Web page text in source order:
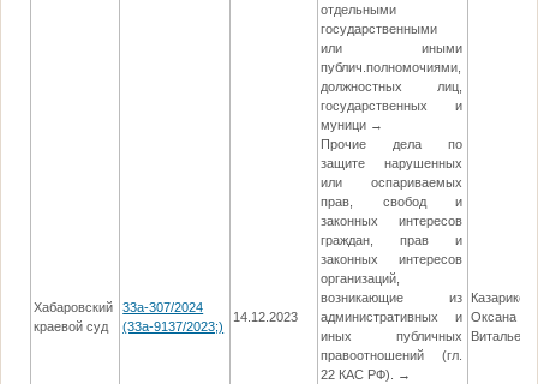
Хабаровский
краевой суд
33а-307/2024
(33а-9137/2023;)
14.12.2023
отдельными
государственными
или иными
публич.полномочиями,
должностных лиц,
государственных и
муници →
Прочие дела по
защите нарушенных
или оспариваемых
прав, свобод и
законных интересов
граждан, прав и
законных интересов
организаций,
возникающие из
административных и
иных публичных
правоотношений (гл.
22 КАС РФ). →
Оксана